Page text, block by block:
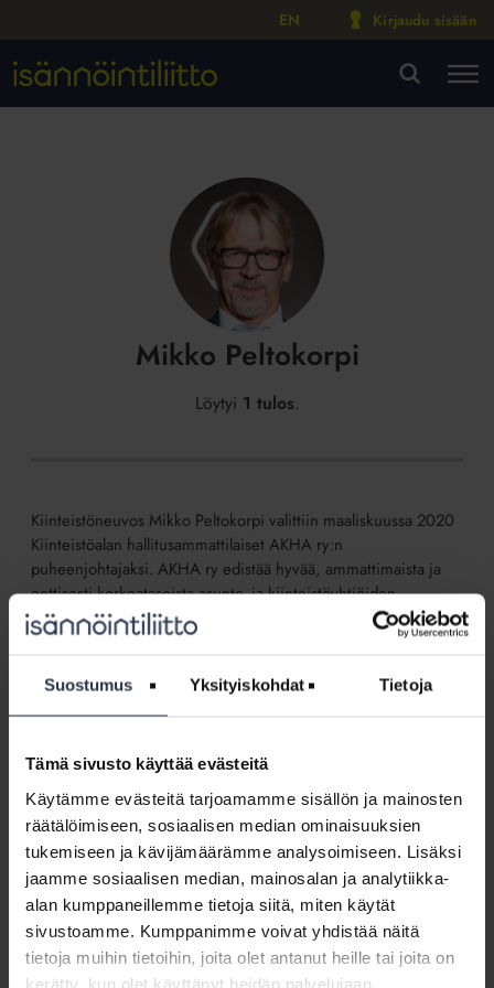
Suostumus Yksityiskohdat Tietoja
Tämä sivusto käyttää evästeitä
Käytämme evästeitä tarjoamamme sisällön ja mainosten
räätälöimiseen, sosiaalisen median ominaisuuksien
tukemiseen ja kävijämäärämme analysoimiseen. Lisäksi
jaamme sosiaalisen median, mainosalan ja analytiikka-
alan kumppaneillemme tietoja siitä, miten käytät
sivustoamme. Kumppanimme voivat yhdistää näitä
tietoja muihin tietoihin, joita olet antanut heille tai joita on
kerätty, kun olet käyttänyt heidän palvelujaan.
EN Kirjaudu sisään
Mikko Peltokorpi
Löytyi 1 tulos.
Kiinteistöneuvos Mikko Peltokorpi valittiin maaliskuussa 2020
Kiinteistöalan hallitusammattilaiset AKHA ry:n
puheenjohtajaksi. AKHA ry edistää hyvää, ammattimaista ja
eettisesti korkeatasoista asunto- ja kiinteistöyhtiöiden
hallitustyöskentelyä. Tätä ennen Peltokorpi toimi
eläköitymiseensä asti Matinkylän Huolto Oy:n
↓ Näytä aakkosjärjestyksessä
Isännöinti,
se
oli
ennen
ja
mitä
se
on
nyt?
Isännöinti, mitä se oli ennen ja mitä se on
nyt?
4.5.2020
Onko isännöinnissä mikään muuttunut sitten 1980-luvun?
Parhaiten se selviää pohtimalla asukkaiden, osakkaiden,
kiinteistöjen ja muun elinympäristön sekä yhteiskunnan
muutosten suoria vaikutuksia isännöintityöhön.